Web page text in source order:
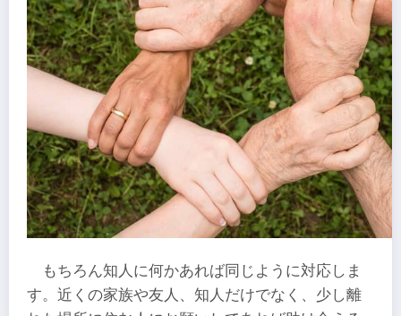
もちろん知人に何かあれば同じように対応しま
す。近くの家族や友人、知人だけでなく、少し離